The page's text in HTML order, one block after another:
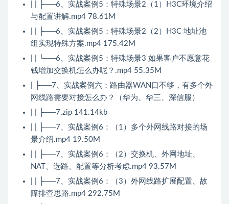
| | ├──6、实战案例5：特殊场景2（1）H3C环境介绍
与配置讲解.mp4 78.61M
| | ├──6、实战案例5：特殊场景2（2）H3C 地址池
组实现特殊方案.mp4 175.42M
| | └──6、实战案例5：特殊场景3 如果客户不愿意花
钱增加交换机怎么办呢？.mp4 55.35M
| ├──7、实战案例六：路由器WAN口不够，有多个外
网线路需要对接怎么办？（华为、华三、深信服）
| | ├──7.zip 141.14kb
| | ├──7、实战案例6：（1）多个外网线路对接的场
景介绍.mp4 19.50M
| | ├──7、实战案例6：（2）交换机、外网地址、
NAT、选路、配置等分析考虑.mp4 93.57M
| | ├──7、实战案例6：（3）外网线路扩展配置、故
障排查思路.mp4 292.75M